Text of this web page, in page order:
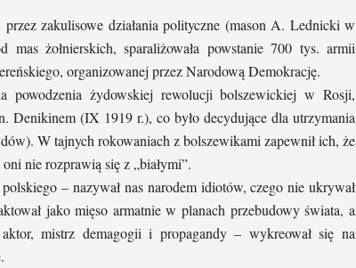
zakulisowe działania polityczne (mason A. Lednicki w
żołnierskich, sparaliżowała powstanie 700 tys. armii
organizowanej przez Narodową Demokrację.
powodzenia żydowskiej rewolucji bolszewickiej w Rosji,
Denikinem (IX 1919 r.), co było decydujące dla utrzymania
W tajnych rokowaniach z bolszewikami zapewnił ich, że
nie rozprawią się z „białymi”.
– nazywał nas narodem idiotów, czego nie ukrywał
jako mięso armatnie w planach przebudowy świata, a
mistrz demagogii i propagandy – wykreował się na